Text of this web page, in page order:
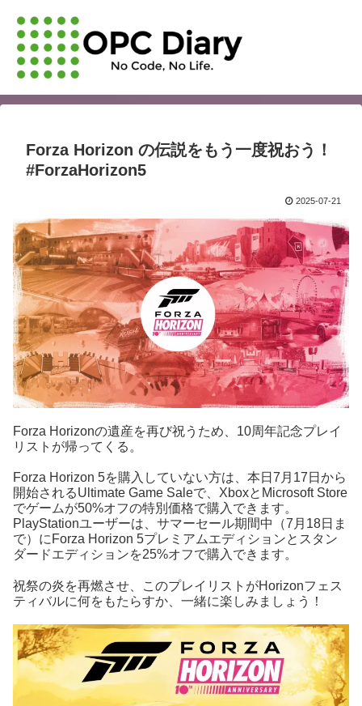
Forza Horizon の伝説をもう一度祝おう！
#ForzaHorizon5
2025-07-21
Forza Horizonの遺産を再び祝うため、10周年記念プレイ
リストが帰ってくる。
Forza Horizon 5を購入していない方は、本日7月17日から
開始されるUltimate Game Saleで、XboxとMicrosoft Store
でゲームが50%オフの特別価格で購入できます。
PlayStationユーザーは、サマーセール期間中（7月18日ま
で）にForza Horizon 5プレミアムエディションとスタン
ダードエディションを25%オフで購入できます。
祝祭の炎を再燃させ、このプレイリストがHorizonフェス
ティバルに何をもたらすか、一緒に楽しみましょう！